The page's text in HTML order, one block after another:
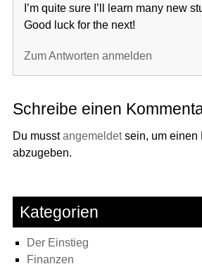
I’m quite sure I’ll learn many new
Good luck for the next!
Zum Antworten anmelden
Schreibe einen
Du musstangemeldetsein, um einen
abzugeben.
Kategorien
Der Einstieg
Finanzen